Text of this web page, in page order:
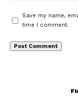
Save my name,
time I comment.